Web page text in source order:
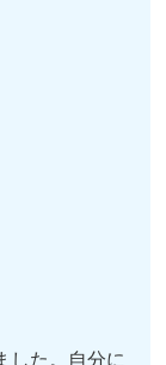
した。自分に